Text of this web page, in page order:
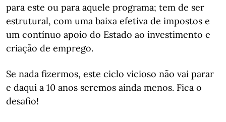
para este ou para aquele programa; tem de ser
estrutural, com uma baixa efetiva de impostos e
um contínuo apoio do Estado ao investimento e
criação de emprego.
Se nada fizermos, este ciclo vicioso não vai parar
e daqui a 10 anos seremos ainda menos. Fica o
desafio!